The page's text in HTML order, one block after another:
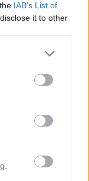
IAB’s List of
it to other
i
till min